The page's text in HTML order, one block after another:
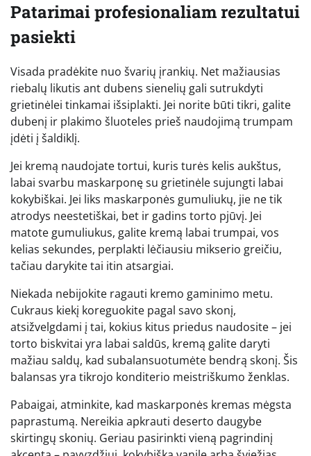
Patarimai profesionaliam rezultatui
pasiekti
Visada pradėkite nuo švarių įrankių. Net mažiausias
riebalų likutis ant dubens sienelių gali sutrukdyti
grietinėlei tinkamai išsiplakti. Jei norite būti tikri, galite
dubenį ir plakimo šluoteles prieš naudojimą trumpam
įdėti į šaldiklį.
Jei kremą naudojate tortui, kuris turės kelis aukštus,
labai svarbu maskarponę su grietinėle sujungti labai
kokybiškai. Jei liks maskarponės gumuliukų, jie ne tik
atrodys neestetiškai, bet ir gadins torto pjūvį. Jei
matote gumuliukus, galite kremą labai trumpai, vos
kelias sekundes, perplakti lėčiausiu mikserio greičiu,
tačiau darykite tai itin atsargiai.
Niekada nebijokite ragauti kremo gaminimo metu.
Cukraus kiekį koreguokite pagal savo skonį,
atsižvelgdami į tai, kokius kitus priedus naudosite – jei
torto biskvitai yra labai saldūs, kremą galite daryti
mažiau saldų, kad subalansuotumėte bendrą skonį. Šis
balansas yra tikrojo konditerio meistriškumo ženklas.
Pabaigai, atminkite, kad maskarponės kremas mėgsta
paprastumą. Nereikia apkrauti deserto daugybe
skirtingų skonių. Geriau pasirinkti vieną pagrindinį